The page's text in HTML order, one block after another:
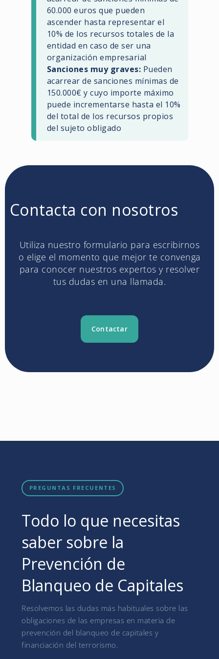
60.000 euros que pueden
ascender hasta representar el
10% de los recursos totales de la
entidad en caso de ser una
organización empresarial
Sanciones muy graves: Pueden
acarrear de sanciones mínimas de
150.000€ y cuyo importe máximo
puede incrementarse hasta el 10%
del total de los recursos propios
del sujeto obligado
Contacta con nosotros
Utiliza nuestro formulario para escribirnos
o elige el momento que mejor te convenga
para conocer nuestros expertos y resolver
tus dudas en una llamada.
Contactar
PREGUNTAS FRECUENTES
Todo lo que necesitas
saber sobre la
Prevención de
Blanqueo de Capitales
Resolvemos las dudas más habituales sobre las
obligaciones de las empresas en materia de
prevención del blanqueo de capitales y
financiación del terrorismo.